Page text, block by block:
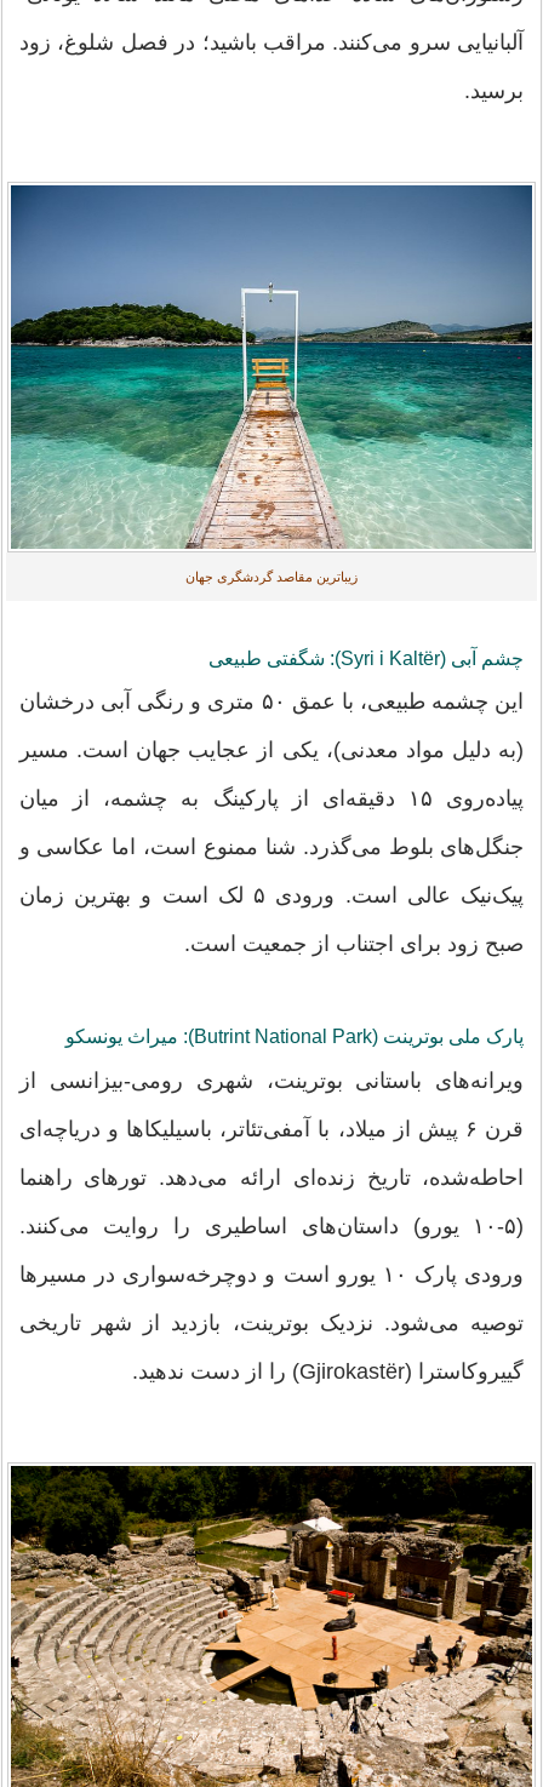
آلبانیایی سرو می‌کنند. مراقب باشید؛ در فصل شلوغ، زود
برسید.
زیباترین مقاصد گردشگری جهان
چشم آبی (Syri i Kaltër): شگفتی طبیعی
این چشمه طبیعی، با عمق ۵۰ متری و رنگی آبی درخشان
(به دلیل مواد معدنی)، یکی از عجایب جهان است. مسیر
پیاده‌روی ۱۵ دقیقه‌ای از پارکینگ به چشمه، از میان
جنگل‌های بلوط می‌گذرد. شنا ممنوع است، اما عکاسی و
پیک‌نیک عالی است. ورودی ۵ لک است و بهترین زمان
صبح زود برای اجتناب از جمعیت است.
پارک ملی بوترینت (Butrint National Park): میراث یونسکو
ویرانه‌های باستانی بوترینت، شهری رومی-بیزانسی از
قرن ۶ پیش از میلاد، با آمفی‌تئاتر، باسیلیکاها و دریاچه‌ای
احاطه‌شده، تاریخ زنده‌ای ارائه می‌دهد. تورهای راهنما
(۵-۱۰ یورو) داستان‌های اساطیری را روایت می‌کنند.
ورودی پارک ۱۰ یورو است و دوچرخه‌سواری در مسیرها
توصیه می‌شود. نزدیک بوترینت، بازدید از شهر تاریخی
گییروکاسترا (Gjirokastër) را از دست ندهید.